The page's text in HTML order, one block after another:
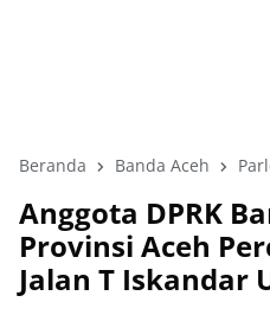
Beranda Banda Aceh
Anggota DPRK
Provinsi Aceh
Jalan T Iskandar